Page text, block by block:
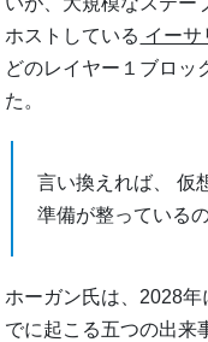
ホストしている イーサ
どのレイヤー１ブロッ
た。
言い換えれば、 仮
準備が整っているの
ホーガン氏は、2028
でに起こる五つの出来